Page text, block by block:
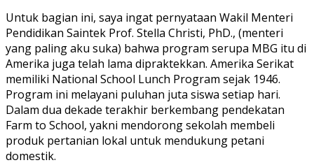
Untuk bagian ini, saya ingat pernyataan Wakil Menteri
Pendidikan Saintek Prof. Stella Christi, PhD., (menteri
yang paling aku suka) bahwa program serupa MBG itu di
Amerika juga telah lama dipraktekkan. Amerika Serikat
memiliki National School Lunch Program sejak 1946.
Program ini melayani puluhan juta siswa setiap hari.
Dalam dua dekade terakhir berkembang pendekatan
Farm to School, yakni mendorong sekolah membeli
produk pertanian lokal untuk mendukung petani
domestik.